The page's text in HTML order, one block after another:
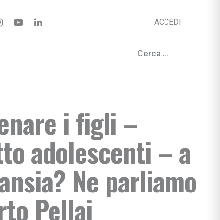
ACCEDI
Ricerca per:
i figli –
adolescenti – a
Ne parliamo
Pellai